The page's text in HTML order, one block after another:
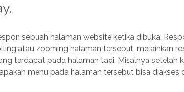
sebuah halaman website ketika dibuka.
atau zooming halaman tersebut, melainkan
terdapat pada halaman tadi. Misalnya setelah
menu pada halaman tersebut bisa diakses